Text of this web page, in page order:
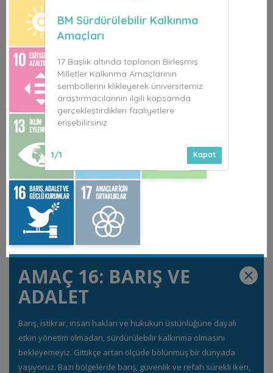
BM Sürdürülebilir Kalkınma
Amaçları
17 Başlık altında toplanan Birleşmiş
Milletler Kalkınma Amaçlarının
sembollerini klikleyerek üniversitemiz
araştırmacılarının ilgili kapsamda
gerçekleştirdikleri faaliyetlere
erişebilirsiniz.
1/1 Kapat
AMAÇ 16: BARIŞ VE
ADALET
Barış, istikrar, insan hakları ve hukukun üstünlüğüne dayalı
etkin yönetim olmadan, sürdürülebilir kalkınma olmasını
bekleyemeyiz. Gittikçe artan ölçüde bölünmüş bir dünyada
yaşıyoruz. Bazı bölgelerde barış, güvenlik ve refah sürekli iken,